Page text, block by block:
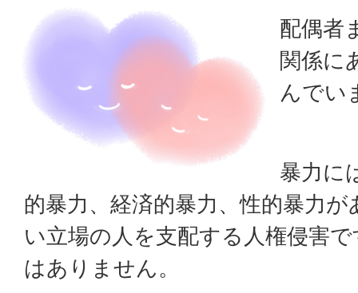
配偶者
関係に
んでい
暴力に
的暴力、経済的暴力、性的暴力
い立場の人を支配する人権侵害
はありません。